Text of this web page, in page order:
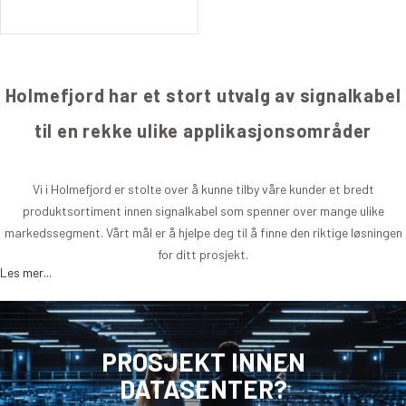
Holmefjord har et stort utvalg av signalkabel
til en rekke ulike applikasjonsområder
Vi i Holmefjord er stolte over å kunne tilby våre kunder et bredt
produktsortiment innen signalkabel som spenner over mange ulike
markedssegment. Vårt mål er å hjelpe deg til å finne den riktige løsningen
for ditt prosjekt.
En signalkabelbrukes til å overføre elektriske signaler mellom ulike
enheter og komponenter, og spiller en viktig rolle i kommunikasjon og
overføring av informasjon.
Det finnes ulike typer av signalkabel, inkludert koaksial-, twisted pair- og
Les mer...
PROSJEKT INNEN
DATASENTER?